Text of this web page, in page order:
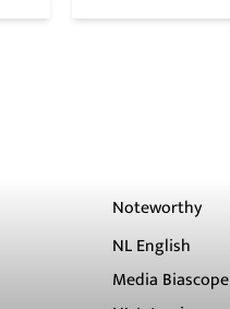
Noteworthy
NL English
Media Biascope